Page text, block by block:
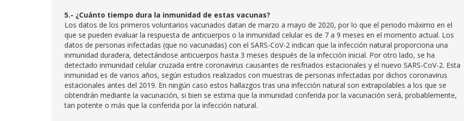
5.- ¿Cuánto tiempo dura la inmunidad de estas vacunas?
Los datos de los primeros voluntarios vacunados datan de marzo a mayo de 2020, por lo que el periodo máximo en el
que se pueden evaluar la respuesta de anticuerpos o la inmunidad celular es de 7 a 9 meses en el momento actual. Los
datos de personas infectadas (que no vacunadas) con el SARS-CoV-2 indican que la infección natural proporciona una
inmunidad duradera, detectándose anticuerpos hasta 3 meses después de la infección inicial. Por otro lado, se ha
detectado inmunidad celular cruzada entre coronavirus causantes de resfriados estacionales y el nuevo SARS-CoV-2. Esta
inmunidad es de varios años, según estudios realizados con muestras de personas infectadas por dichos coronavirus
estacionales antes del 2019. En ningún caso estos hallazgos tras una infección natural son extrapolables a los que se
obtendrán mediante la vacunación, si bien se estima que la inmunidad conferida por la vacunación será, probablemente,
tan potente o más que la conferida por la infección natural.